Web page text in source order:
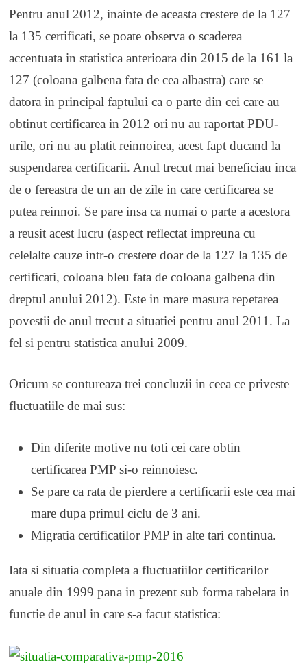
Pentru anul 2012, inainte de aceasta crestere de la 127
la 135 certificati, se poate observa o scaderea
accentuata in statistica anterioara din 2015 de la 161 la
127 (coloana galbena fata de cea albastra) care se
datora in principal faptului ca o parte din cei care au
obtinut certificarea in 2012 ori nu au raportat PDU-
urile, ori nu au platit reinnoirea, acest fapt ducand la
suspendarea certificarii. Anul trecut mai beneficiau inca
de o fereastra de un an de zile in care certificarea se
putea reinnoi. Se pare insa ca numai o parte a acestora
a reusit acest lucru (aspect reflectat impreuna cu
celelalte cauze intr-o crestere doar de la 127 la 135 de
certificati, coloana bleu fata de coloana galbena din
dreptul anului 2012). Este in mare masura repetarea
povestii de anul trecut a situatiei pentru anul 2011. La
fel si pentru statistica anului 2009.
Oricum se contureaza trei concluzii in ceea ce priveste
fluctuatiile de mai sus:
Din diferite motive nu toti cei care obtin
certificarea PMP si-o reinnoiesc.
Se pare ca rata de pierdere a certificarii este cea mai
mare dupa primul ciclu de 3 ani.
Migratia certificatilor PMP in alte tari continua.
Iata si situatia completa a fluctuatiilor certificarilor
anuale din 1999 pana in prezent sub forma tabelara in
functie de anul in care s-a facut statistica: